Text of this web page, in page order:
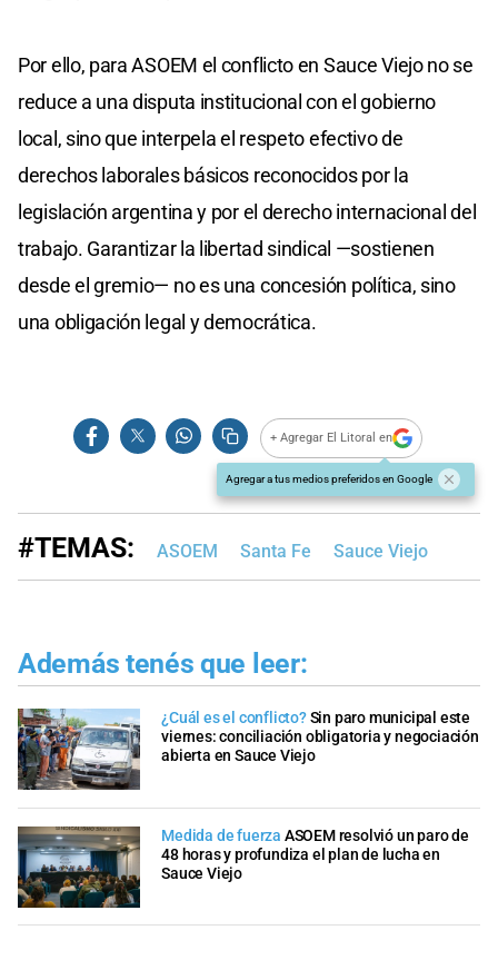
Por ello, para ASOEM el conflicto en Sauce Viejo no se
reduce a una disputa institucional con el gobierno
local, sino que interpela el respeto efectivo de
derechos laborales básicos reconocidos por la
legislación argentina y por el derecho internacional del
trabajo. Garantizar la libertad sindical —sostienen
desde el gremio— no es una concesión política, sino
una obligación legal y democrática.
+ Agregar El Litoral en
Agregar a tus medios preferidos en Google
#TEMAS: ASOEM Santa Fe Sauce Viejo
Además tenés que leer:
¿Cuál es el conflicto?Sin paro municipal este
viernes: conciliación obligatoria y negociación
abierta en Sauce Viejo
Medida de fuerza ASOEM resolvió un paro de
48 horas y profundiza el plan de lucha en
Sauce Viejo